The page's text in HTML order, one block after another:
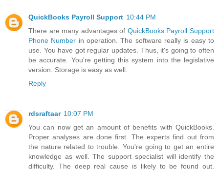
QuickBooks Payroll Support 10:44 PM
There are many advantages of QuickBooks Payroll Support
Phone Number in operation. The software really is easy to
use. You have got regular updates. Thus, it's going to often
be accurate. You're getting this system into the legislative
version. Storage is easy as well.
Reply
rdsraftaar 10:07 PM
You can now get an amount of benefits with QuickBooks.
Proper analyses are done first. The experts find out from
the nature related to trouble. You're going to get an entire
knowledge as well. The support specialist will identify the
difficulty. The deep real cause is likely to be found out.